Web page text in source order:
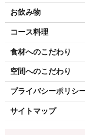
お飲み物
コース料理
食材へのこだわり
空間へのこだわり
プライバシーポリシ
サイトマップ